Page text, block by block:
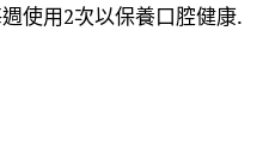
使用2次以保養口腔健康.